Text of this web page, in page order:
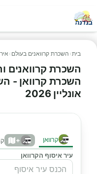
בית› השכרת קרוואנים בעולם ›
השכרת קרוואנים
השכרת קרוואן -
אונליין 2026
קרוואן +
עיר איסוף הקרוואן